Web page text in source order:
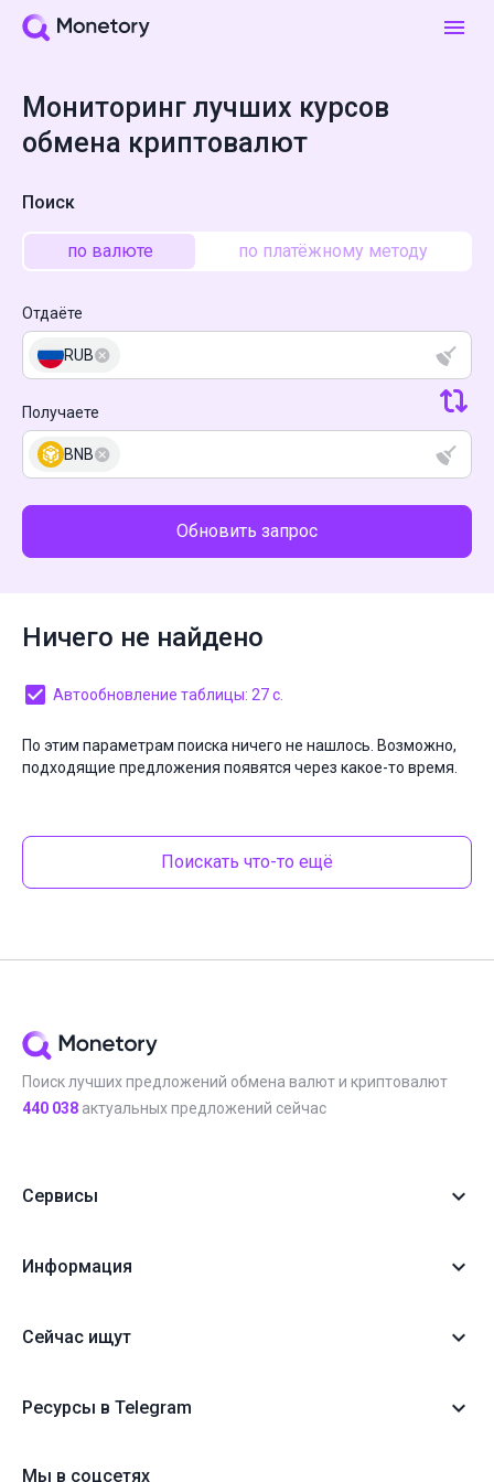
Мониторинг лучших курсов
обмена криптовалют
Поиск
по валюте по платёжному методу
Отдаёте
RUB
Получаете
BNB
Обновить запрос
Ничего не найдено
Автообновление таблицы: 27 с.
По этим параметрам поиска ничего не нашлось. Возможно,
подходящие предложения появятся через какое-то время.
Поискать что-то ещё
Поиск лучших предложений обмена валют и криптовалют
440 038 актуальных предложений сейчас
Сервисы
Информация
Сейчас ищут
Ресурсы в Telegram
Мы в соцсетях